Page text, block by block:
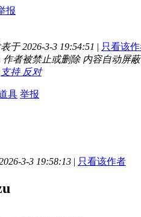
报
于 2026-3-3 19:54:51 | 只看该
作者被禁止或删除 内容自动屏蔽
支持 反对
具 举报
3-3 19:58:13 | 只看该作者